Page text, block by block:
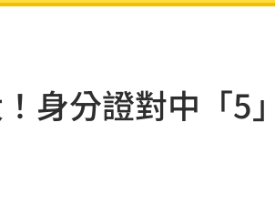
」
擴建 20:39
身分證對中「